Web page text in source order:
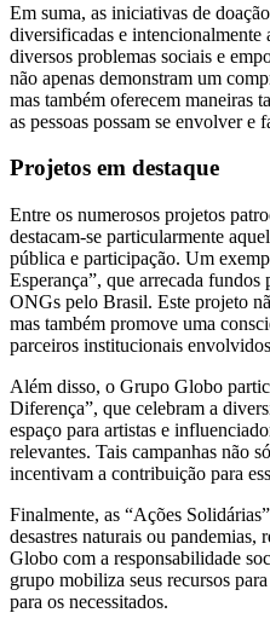
Em suma, as iniciativas de
diversificadas e intencionalmente
diversos problemas sociais e
não apenas demonstram um
mas também oferecem maneiras
as pessoas possam se envolver e
Projetos em destaque
Entre os numerosos projetos
destacam-se particularmente
pública e participação. Um
Esperança”, que arrecada fundos
ONGs pelo Brasil. Este projeto
mas também promove uma
parceiros institucionais
Além disso, o Grupo Globo
Diferença”, que celebram a
espaço para artistas e
relevantes. Tais campanhas não
incentivam a contribuição para
Finalmente, as “Ações
desastres naturais ou
Globo com a responsabilidade
grupo mobiliza seus recursos
para os necessitados.